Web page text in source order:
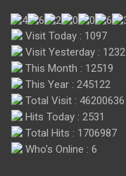
Visit Today : 1097
Visit Yesterday : 1232
This Month : 12519
This Year : 245122
Total Visit : 46200636
Hits Today : 2531
Total Hits : 1706987
Who's Online : 6